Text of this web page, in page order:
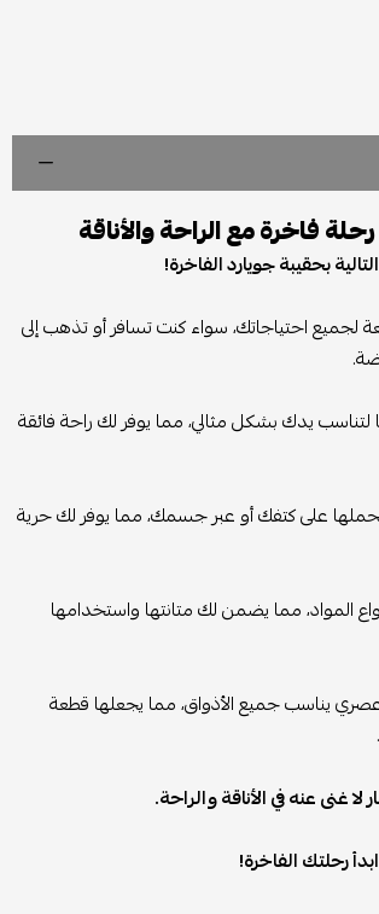
فاخرة مع الراحة والأناقة
بحقيبة جويارد الفاخرة!
احتياجاتك، سواء كنت تسافر أو تذهب إلى
يدك بشكل مثالي، مما يوفر لك راحة فائقة
على كتفك أو عبر جسمك، مما يوفر لك حرية
المواد، مما يضمن لك متانتها واستخدامها
يناسب جميع الأذواق، مما يجعلها قطعة
غنى عنه في الأناقة والراحة.
رحلتك الفاخرة!